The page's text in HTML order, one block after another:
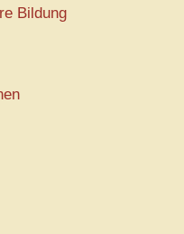
Bildung